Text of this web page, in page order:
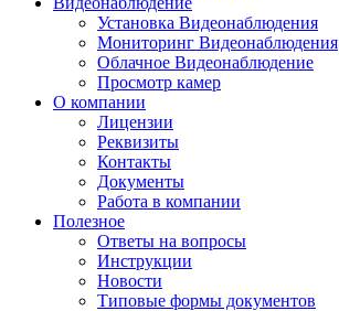
Установка Видеонаблюдения
Мониторинг Видеонаблюдения
Облачное Видеонаблюдение
Просмотр камер
О компании
Лицензии
Реквизиты
Контакты
Документы
Работа в компании
Полезное
Ответы на вопросы
Инструкции
Новости
Типовые формы документов